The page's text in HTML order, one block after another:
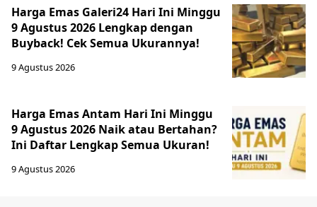
Harga Emas Galeri24 Hari Ini Minggu
9 Agustus 2026 Lengkap dengan
Buyback! Cek Semua Ukurannya!
9 Agustus 2026
Harga Emas Antam Hari Ini Minggu
9 Agustus 2026 Naik atau Bertahan?
Ini Daftar Lengkap Semua Ukuran!
9 Agustus 2026